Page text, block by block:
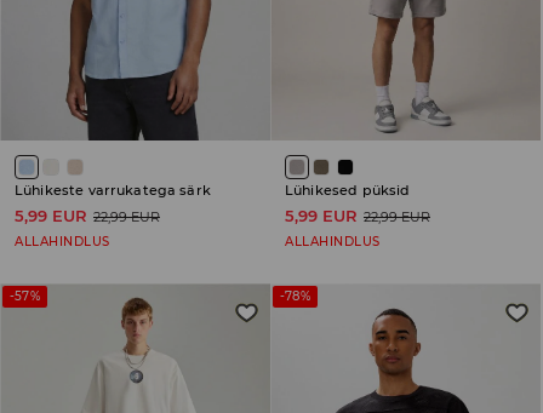
Lühikeste varrukatega särk
5,99 EUR 22,99 EUR
ALLAHINDLUS
Lühikesed püksid
5,99 EUR 22,99 EUR
ALLAHINDLUS
-57% -78%